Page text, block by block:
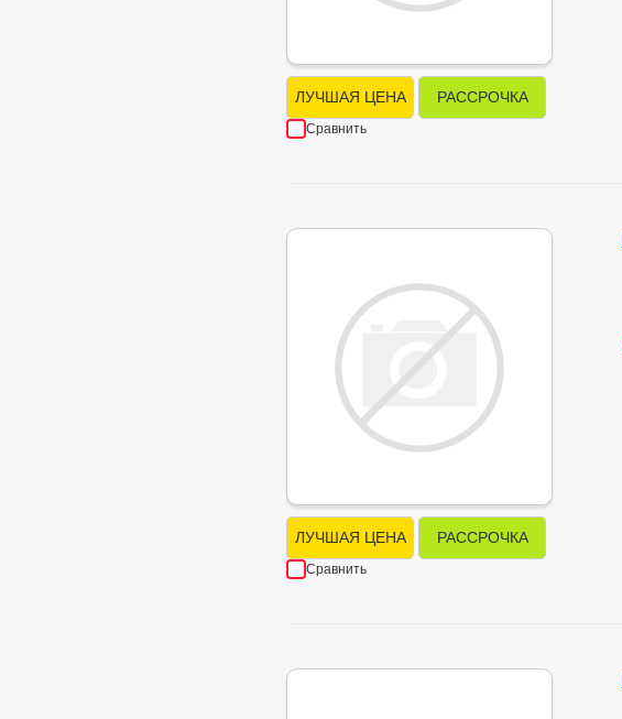
ЛУЧШАЯ ЦЕНА РАССРОЧКА
Сравнить
ЛУЧШАЯ ЦЕНА РАССРОЧКА
Сравнить